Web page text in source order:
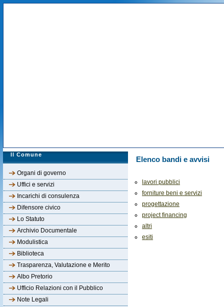
Il Comune
Organi di governo
Uffici e servizi
Incarichi di consulenza
Difensore civico
Lo Statuto
Archivio Documentale
Modulistica
Biblioteca
Trasparenza, Valutazione e Merito
Albo Pretorio
Ufficio Relazioni con il Pubblico
Note Legali
Elenco bandi e avvisi
lavori pubblici
forniture beni e servizi
progettazione
project financing
altri
esiti